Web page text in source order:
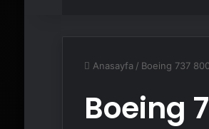
Anasayfa / Boeing 737 800
Boeing